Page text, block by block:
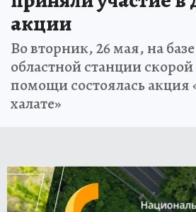
акции
Во вторник, 26 мая, на
областной станции
помощи состоялась акция
халате»